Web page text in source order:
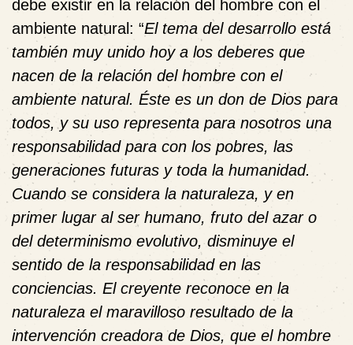
debe existir en la relación del hombre con el
ambiente natural: “El tema del desarrollo está
también muy unido hoy a los deberes que
nacen de la relación del hombre con el
ambiente natural. Éste es un don de Dios para
todos, y su uso representa para nosotros una
responsabilidad para con los pobres, las
generaciones futuras y toda la humanidad.
Cuando se considera la naturaleza, y en
primer lugar al ser humano, fruto del azar o
del determinismo evolutivo, disminuye el
sentido de la responsabilidad en las
conciencias. El creyente reconoce en la
naturaleza el maravilloso resultado de la
intervención creadora de Dios, que el hombre